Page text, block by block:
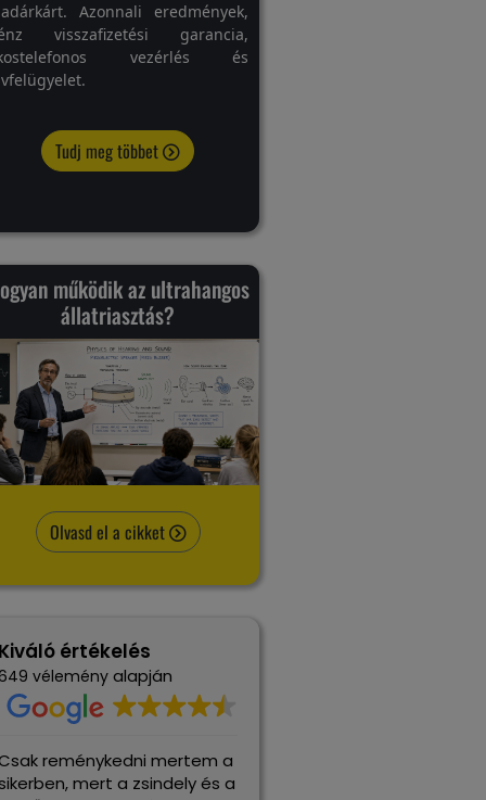
Azonnali eredmények,
visszafizetési garancia,
vezérlés és
Tudj meg többet
működik az ultrahangos
állatriasztás?
Olvasd el a cikket
Kiváló értékelés
vélemény alapján
1 éves
elkezdték